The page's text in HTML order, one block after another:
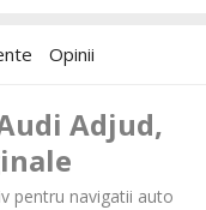
Opinii
Adjud,
pentru navigatii auto